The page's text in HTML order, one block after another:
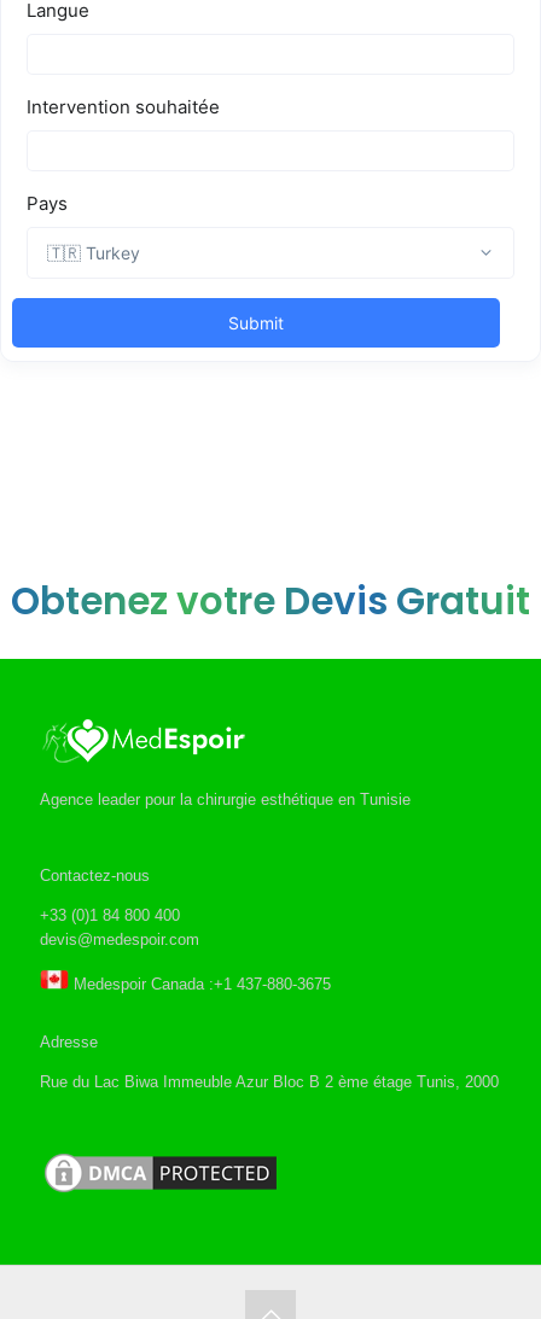
Obtenez votre Devis Gratuit
Agence leader pour la chirurgie esthétique en Tunisie
Contactez-nous
+33 (0)1 84 800 400
devis@medespoir.com
Medespoir Canada :+1 437-880-3675
Adresse
Rue du Lac Biwa Immeuble Azur Bloc B 2 ème étage Tunis, 2000